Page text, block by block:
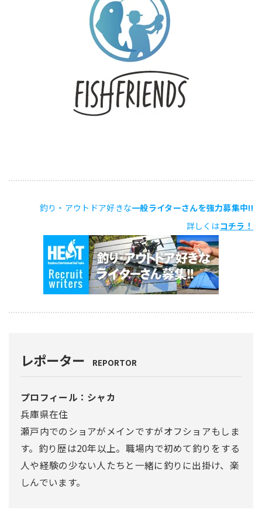
釣り・アウトドア好きな一般ライターさんを強力募集中!!
詳しくはコチラ！
レポーター REPORTOR
プロフィール：シャカ
兵庫県在住
瀬戸内でのショアがメインですがオフショアもしま
す。釣り歴は20年以上。職場内で初めて釣りをする
人や経験の少ない人たちと一緒に釣りに出掛け、楽
しんでいます。